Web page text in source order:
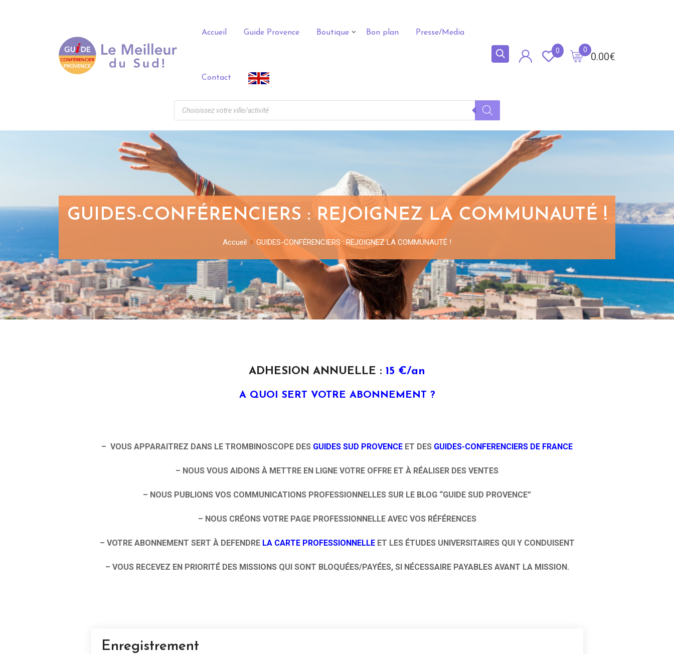
Accueil Guide Provence Boutique Bon plan Presse/Media
Contact
0.00€
0
0
GUIDES-CONFÉRENCIERS : REJOIGNEZ LA COMMUNAUTÉ !
Accueil GUIDES-CONFÉRENCIERS : REJOIGNEZ LA COMMUNAUTÉ !
ADHESION ANNUELLE : 15 €/an
A QUOI SERT VOTRE ABONNEMENT ?
– VOUS APPARAITREZ DANS LE TROMBINOSCOPE DES GUIDES SUD PROVENCE ET DES GUIDES-CONFERENCIERS DE FRANCE
– NOUS VOUS AIDONS À METTRE EN LIGNE VOTRE OFFRE ET À RÉALISER DES VENTES
– NOUS PUBLIONS VOS COMMUNICATIONS PROFESSIONNELLES SUR LE BLOG “GUIDE SUD PROVENCE”
– NOUS CRÉONS VOTRE PAGE PROFESSIONNELLE AVEC VOS RÉFÉRENCES
– VOTRE ABONNEMENT SERT À DEFENDRELA CARTE PROFESSIONNELLE ET LES ÉTUDES UNIVERSITAIRES QUI Y CONDUISENT
– VOUS RECEVEZ EN PRIORITÉ DES MISSIONS QUI SONT BLOQUÉES/PAYÉES, SI NÉCESSAIRE PAYABLES AVANT LA MISSION.
Enregistrement